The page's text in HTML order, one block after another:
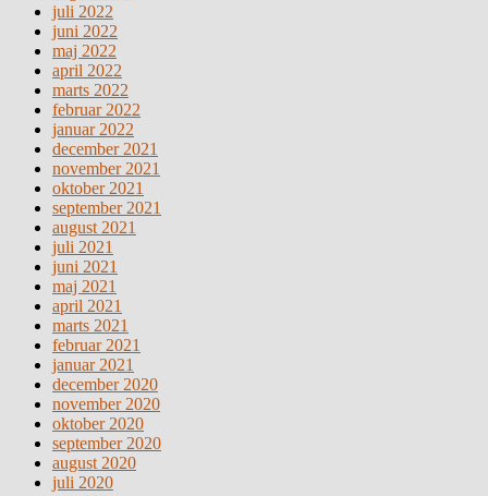
juli 2022
juni 2022
maj 2022
april 2022
marts 2022
februar 2022
januar 2022
december 2021
november 2021
oktober 2021
september 2021
august 2021
juli 2021
juni 2021
maj 2021
april 2021
marts 2021
februar 2021
januar 2021
december 2020
november 2020
oktober 2020
september 2020
august 2020
juli 2020